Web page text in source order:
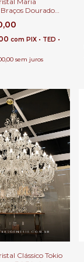
Dourado
Pé Direito
com PIX • TED •
sem juros
Clássico Tokio